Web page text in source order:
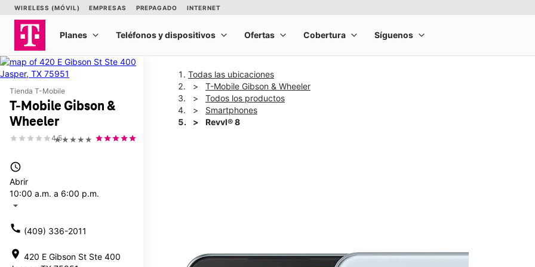
Tienda T-Mobile
T-Mobile Gibson &
Wheeler
★★★★★
4.5
access_time
Abrir
10:00 a.m. a 6:00 p.m.
arrow_drop_down
call (409) 336-2011
location_on 420 E Gibson St Ste 400
Todas las ubicaciones
T-Mobile Gibson & Wheeler
Todos los productos
Smartphones
Revvl® 8